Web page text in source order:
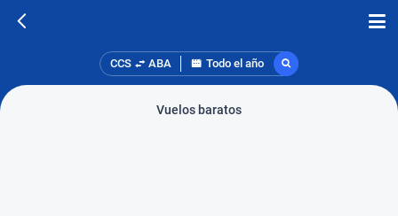
CCS ABA Todo el año
Vuelos baratos